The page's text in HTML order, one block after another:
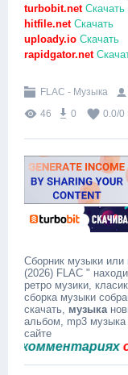
turbobit.netСкачать
hitfile.netСкачать
uploady.io Скачать
rapidgator.net
FLAC - Музыка
46
0 0.0/0
Сборник музыки
(2026) FLAC "
ретро музики,
сборка музыки
скачать, музыка
альбом, mp3
сайте
о